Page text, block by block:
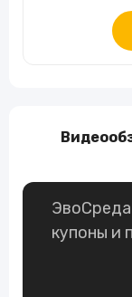
ЭвоСреда
купоны и